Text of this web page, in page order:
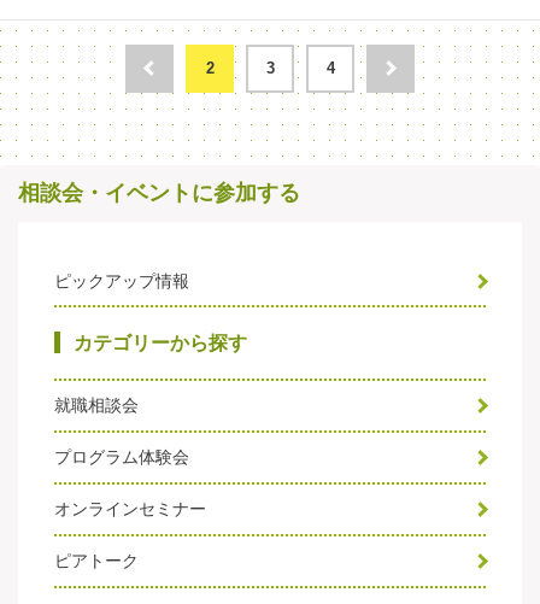
2 3 4
相談会・イベントに参加する
ピックアップ情報
カテゴリーから探す
就職相談会
プログラム体験会
オンラインセミナー
ピアトーク